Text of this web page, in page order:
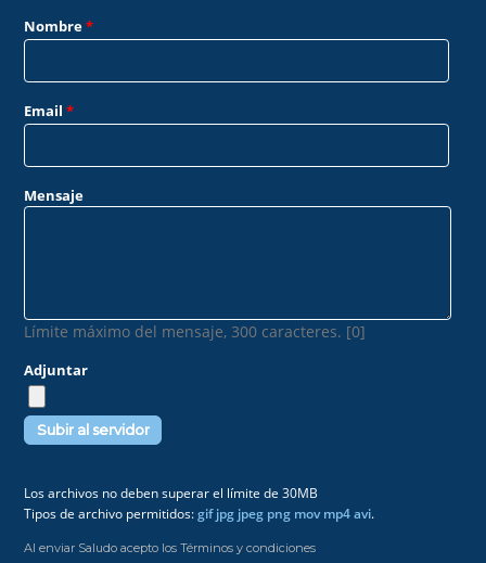
Nombre*
Email*
Mensaje
Límite máximo del mensaje, 300 caracteres. [0]
Adjuntar
Los archivos no deben superar el límite de 30MB
Tipos de archivo permitidos:gif jpg jpeg png mov mp4 avi.
Al enviar Saludo acepto los Términos y condiciones